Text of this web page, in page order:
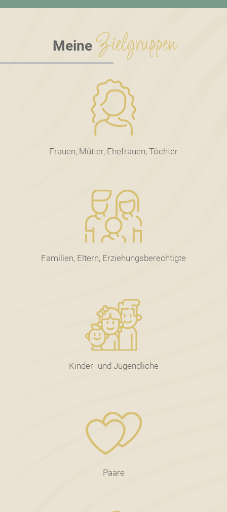
Meine Zielgruppen
Frauen, Mütter, Ehefrauen, Töchter
Familien, Eltern, Erziehungsberechtigte
Kinder- und Jugendliche
Paare